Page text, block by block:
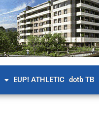
EUP! ATHLETIC dotb TB